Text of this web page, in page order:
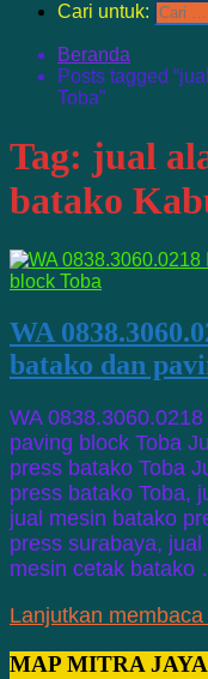
Cari untuk:
Beranda
Posts tagged
Toba”
Tag: jual
batako
WA
batako dan
WA
paving block Toba
press batako Toba
press batako Toba,
jual mesin batako
press surabaya,
mesin cetak batako
Lanjutkan
MAP MITRA